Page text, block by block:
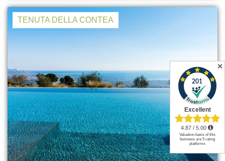
TENUTA DELLA CONTEA
✕